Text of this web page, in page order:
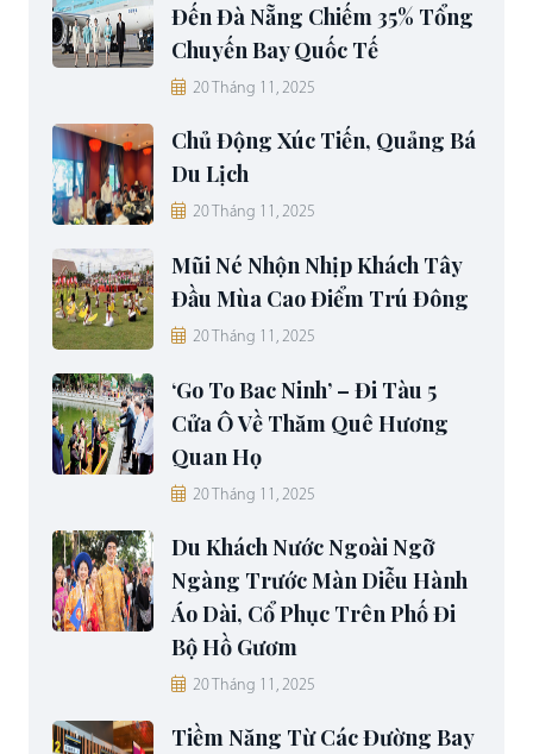
Đến Đà Nẵng Chiếm 35% Tổng
Chuyến Bay Quốc Tế
20 Tháng 11, 2025
Chủ Động Xúc Tiến, Quảng Bá
Du Lịch
20 Tháng 11, 2025
Mũi Né Nhộn Nhịp Khách Tây
Đầu Mùa Cao Điểm Trú Đông
20 Tháng 11, 2025
‘Go To Bac Ninh’ – Đi Tàu 5
Cửa Ô Về Thăm Quê Hương
Quan Họ
20 Tháng 11, 2025
Du Khách Nước Ngoài Ngỡ
Ngàng Trước Màn Diễu Hành
Áo Dài, Cổ Phục Trên Phố Đi
Bộ Hồ Gươm
20 Tháng 11, 2025
Tiềm Năng Từ Các Đường Bay